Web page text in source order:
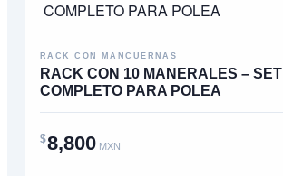
RACK CON MANCUERNAS
RACK CON 10 MANERALES – SET
COMPLETO PARA POLEA
$8,800 MXN